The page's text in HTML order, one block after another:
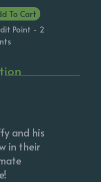
To Cart
Point - 2
and his
in their